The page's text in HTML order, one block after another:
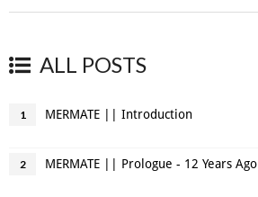
ALL POSTS
1 MERMATE || Introduction
2 MERMATE || Prologue - 12 Years Ago